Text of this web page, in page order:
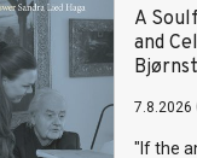
og
cello,
A
and
7.8.2026
"If the